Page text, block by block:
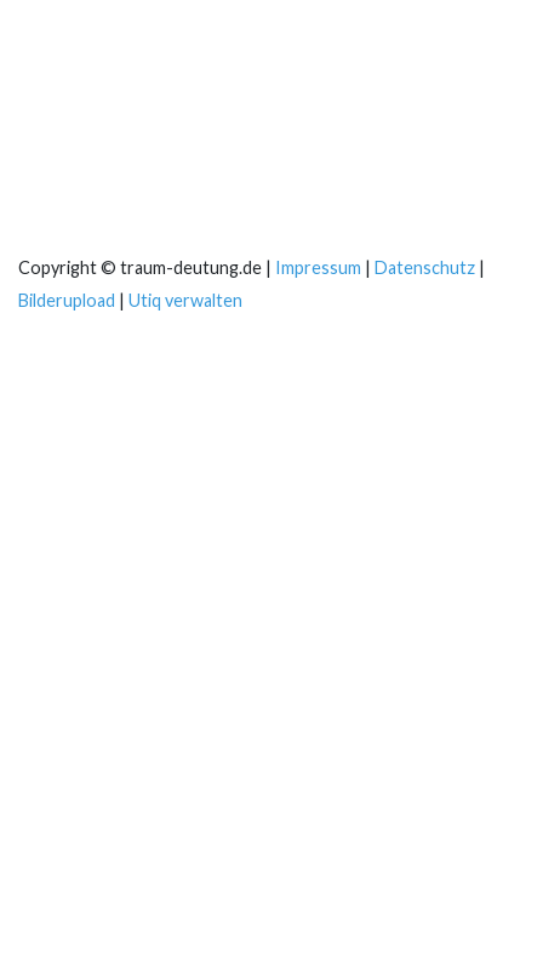
Copyright © traum-deutung.de | Impressum | Datenschutz |
Bilderupload | Utiq verwalten